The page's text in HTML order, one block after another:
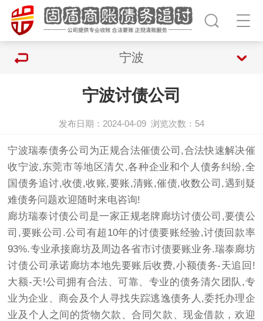
宁波
宁波讨债公司
发布日期：2024-04-09 浏览次数： 54
宁波瑞泰债务公司为正规合法催债公司,合法快速解决催
收宁波,东莞市等地区清欠,各种企业和个人债务纠纷,全
国债务追讨,收债,收账,要账,清账,催债,收数公司,遇到疑
难债务问题欢迎随时来电咨询!
廊坊瑞泰讨债公司 是一家正规老牌廊坊讨债公司,要债公
司 ,要账公司.公司有超10年的讨债要账经验,讨债回款率
93%.专业承接廊坊及周边各省市讨债要账业务.瑞泰廊坊
讨债公司承诺廊坊本地先要账后收费,小额债务-天追回!
大额-天!公司拥有合法、可靠、专业的债务清欠团队,专
业为企业、商会及个人寻找失踪逃逸债务人,委托办理企
业及个人之间的货物欠款、合同欠款、现金借款，欢迎